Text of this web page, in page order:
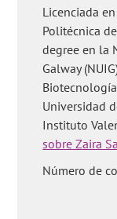
Licenciada
Politécnica
degree en la
Galway
Universidad
Instituto
sobre Zaira
Número de